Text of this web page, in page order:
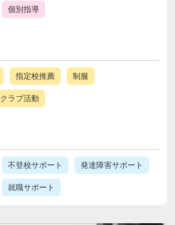
個別指導
指定校推薦 制服
クラブ活動
不登校サポート 発達障害サポート
就職サポート